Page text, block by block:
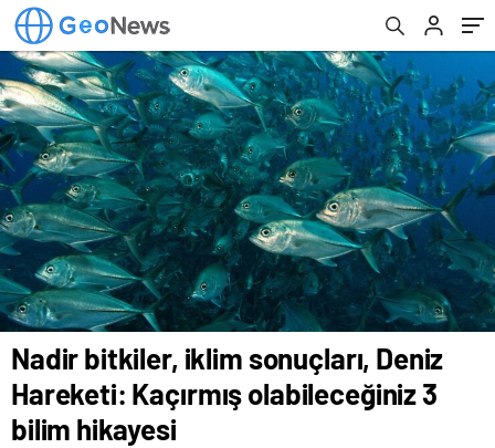
hikayesi
Nadir bitkiler, iklim sonuçları, Deniz
Hareketi: Kaçırmış olabileceğiniz 3
bilim hikayesi